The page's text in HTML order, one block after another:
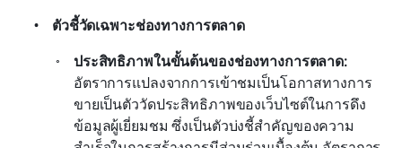
ตัวชี้วัดเฉพาะช่องทางการตลาด
ประสิทธิภาพในขั้นต้นของช่องทางการตลาด:
อัตราการแปลงจากการเข้าชมเป็นโอกาสทางการ
ขายเป็นตัววัดประสิทธิภาพของเว็บไซต์ในการดึง
ข้อมูลผู้เยี่ยมชม ซึ่งเป็นตัวบ่งชี้สำคัญของความ